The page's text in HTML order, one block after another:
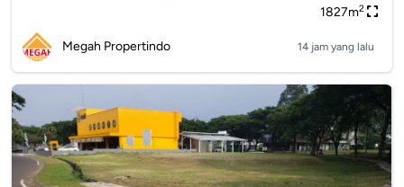
1827m2
Megah Propertindo 14 jam yang lalu